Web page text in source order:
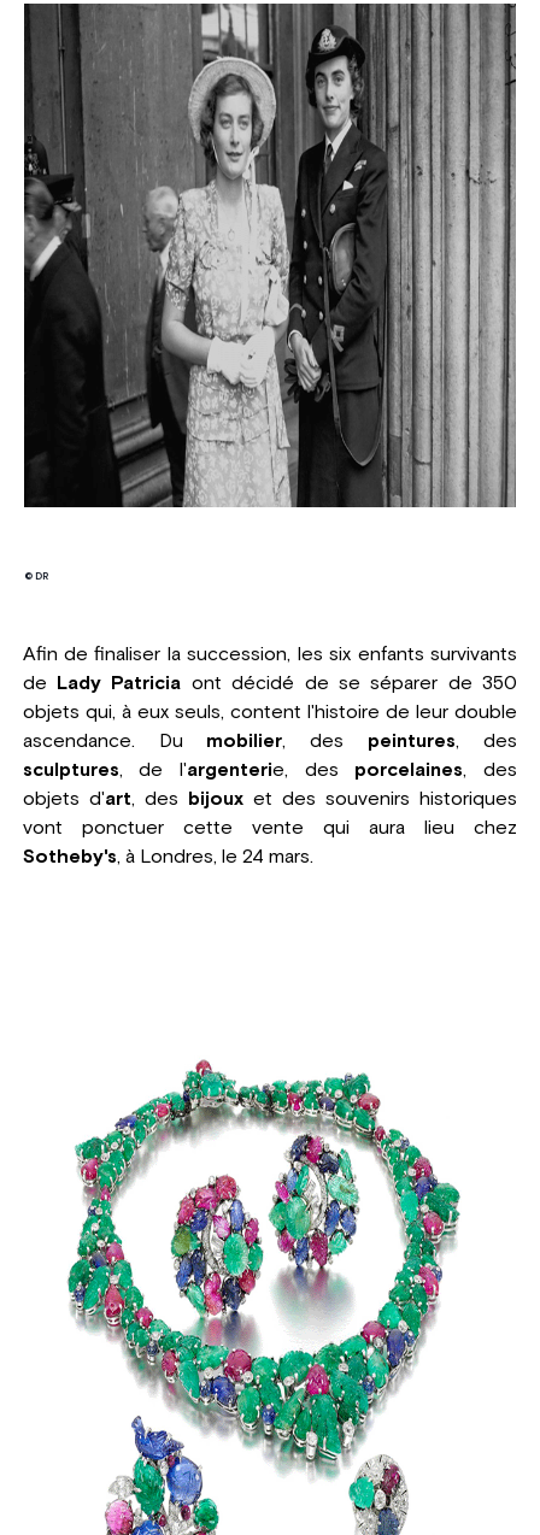
© DR
Afin de finaliser la succession, les six enfants survivants
de
Lady Patricia ont décidé de se séparer de 350
objets qui, à eux seuls, content l'histoire de leur double
ascendance. Du mobilier, des peintures, des
sculptures, de l'argenterie, des porcelaines, des
objets d'art, des bijouxet des souvenirs historiques
vont ponctuer cette vente qui aura lieu chez
Sotheby's, à Londres, le 24 mars.